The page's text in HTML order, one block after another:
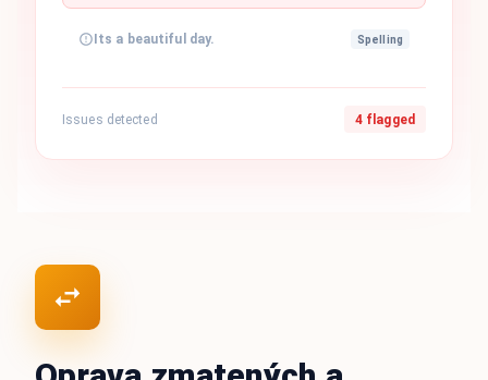
Its a beautiful day. Spelling
Issues detected 4 flagged